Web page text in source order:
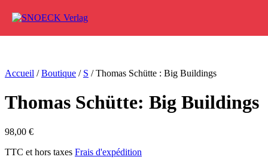
Accueil /Boutique / S / Thomas Schütte : Big Buildings
Thomas Schütte: Big Buildings
98,00 €
TTC et hors taxes Frais d'expédition